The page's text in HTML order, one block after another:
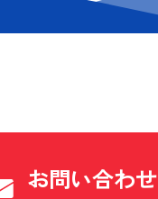
お問い合わせ